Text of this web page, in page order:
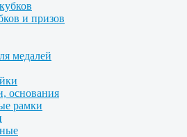
и призов
медалей
основания
рамки